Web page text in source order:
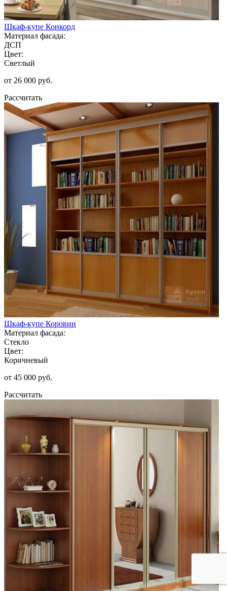
Шкаф-купе Конкорд
Материал фасада:
ДСП
Цвет:
Светлый
от 26 000 руб.
Рассчитать
Шкаф-купе Коровин
Материал фасада:
Стекло
Цвет:
Коричневый
от 45 000 руб.
Рассчитать